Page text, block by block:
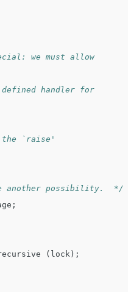
we must allow
see another possibility.  */
;
( lock );